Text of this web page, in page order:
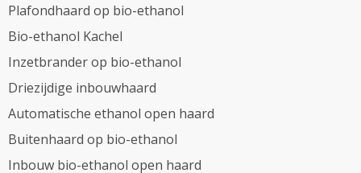
Plafondhaard op bio-ethanol
Bio-ethanol Kachel
Inzetbrander op bio-ethanol
Driezijdige inbouwhaard
Automatische ethanol open haard
Buitenhaard op bio-ethanol
Inbouw bio-ethanol open haard